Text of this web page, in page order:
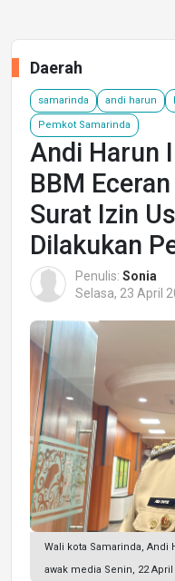
Daerah
samarinda andi harun
Pemkot Samarinda
Andi Harun
BBM
Surat Izin
Dilakukan
Penulis: Sonia
Selasa, 23 April
Wali kota Samarinda, Andi
awak media Senin, 22